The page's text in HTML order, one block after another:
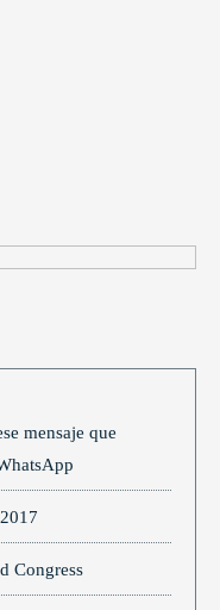
mensaje que
Congress